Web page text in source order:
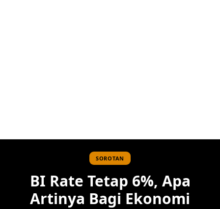
SOROTAN
BI Rate Tetap 6%, Apa
Artinya Bagi Ekonomi